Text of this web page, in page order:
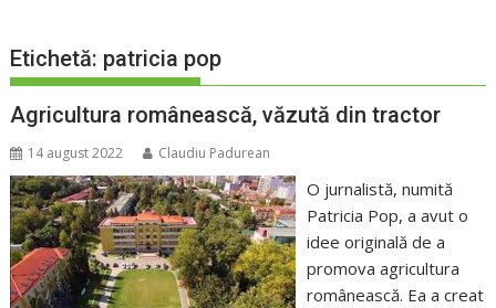
Etichetă: patricia pop
Agricultura românească, văzută din tractor
14 august 2022 Claudiu Padurean
O jurnalistă, numită
Patricia Pop, a avut o
idee originală de a
promova agricultura
românească. Ea a creat